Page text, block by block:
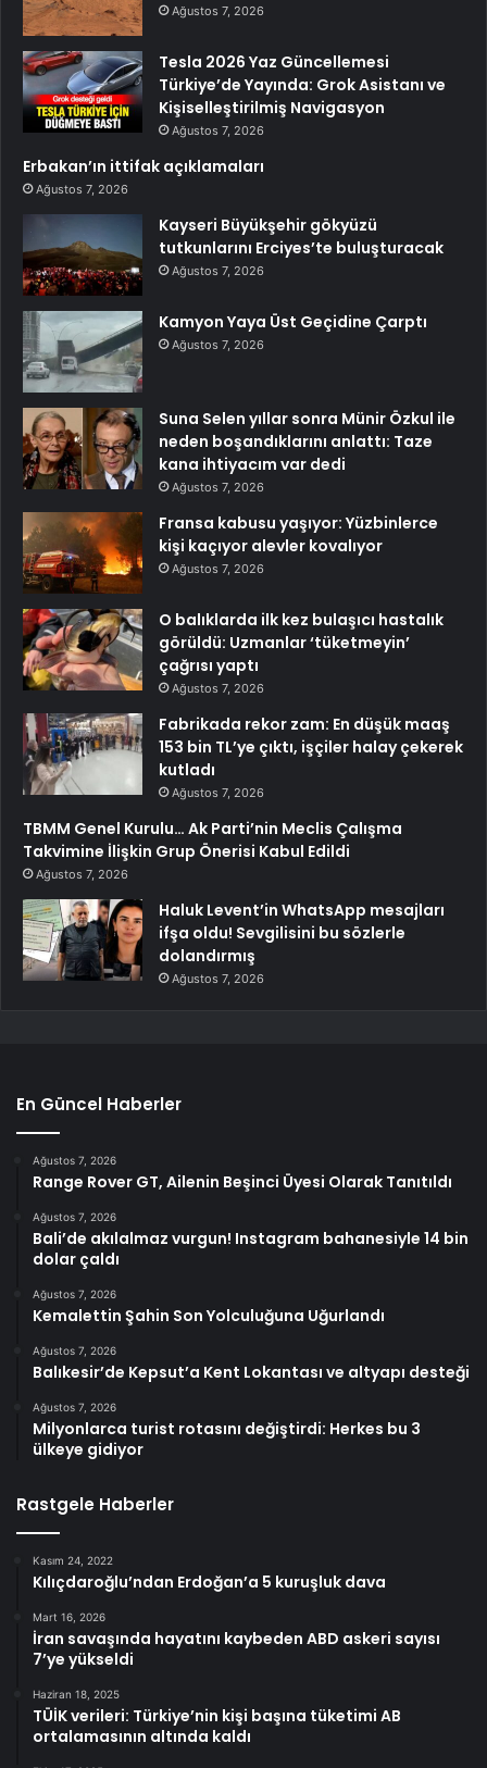
Ağustos 7, 2026
Tesla 2026 Yaz Güncellemesi
Türkiye’de Yayında: Grok Asistanı ve
Kişiselleştirilmiş Navigasyon
Ağustos 7, 2026
Erbakan’ın ittifak açıklamaları
Ağustos 7, 2026
Kayseri Büyükşehir gökyüzü
tutkunlarını Erciyes’te buluşturacak
Ağustos 7, 2026
Kamyon Yaya Üst Geçidine Çarptı
Ağustos 7, 2026
Suna Selen yıllar sonra Münir Özkul ile
neden boşandıklarını anlattı: Taze
kana ihtiyacım var dedi
Ağustos 7, 2026
Fransa kabusu yaşıyor: Yüzbinlerce
kişi kaçıyor alevler kovalıyor
Ağustos 7, 2026
O balıklarda ilk kez bulaşıcı hastalık
görüldü: Uzmanlar ‘tüketmeyin’
çağrısı yaptı
Ağustos 7, 2026
Fabrikada rekor zam: En düşük maaş
153 bin TL’ye çıktı, işçiler halay çekerek
kutladı
Ağustos 7, 2026
TBMM Genel Kurulu… Ak Parti’nin Meclis Çalışma
Takvimine İlişkin Grup Önerisi Kabul Edildi
Ağustos 7, 2026
Haluk Levent’in WhatsApp mesajları
ifşa oldu! Sevgilisini bu sözlerle
dolandırmış
Ağustos 7, 2026
En Güncel Haberler
Ağustos 7, 2026
Range Rover GT, Ailenin Beşinci Üyesi Olarak Tanıtıldı
Ağustos 7, 2026
Bali’de akılalmaz vurgun! Instagram bahanesiyle 14 bin
dolar çaldı
Ağustos 7, 2026
Kemalettin Şahin Son Yolculuğuna Uğurlandı
Ağustos 7, 2026
Balıkesir’de Kepsut’a Kent Lokantası ve altyapı desteği
Ağustos 7, 2026
Milyonlarca turist rotasını değiştirdi: Herkes bu 3
ülkeye gidiyor
Rastgele Haberler
Kasım 24, 2022
Kılıçdaroğlu’ndan Erdoğan’a 5 kuruşluk dava
Mart 16, 2026
İran savaşında hayatını kaybeden ABD askeri sayısı
7’ye yükseldi
Haziran 18, 2025
TÜİK verileri: Türkiye’nin kişi başına tüketimi AB
ortalamasının altında kaldı